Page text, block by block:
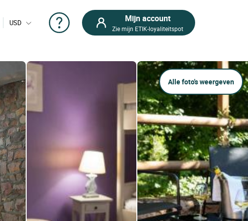
USD Mijn account
Zie mijn ETIK-loyaliteitspot
Alle foto's weergeven